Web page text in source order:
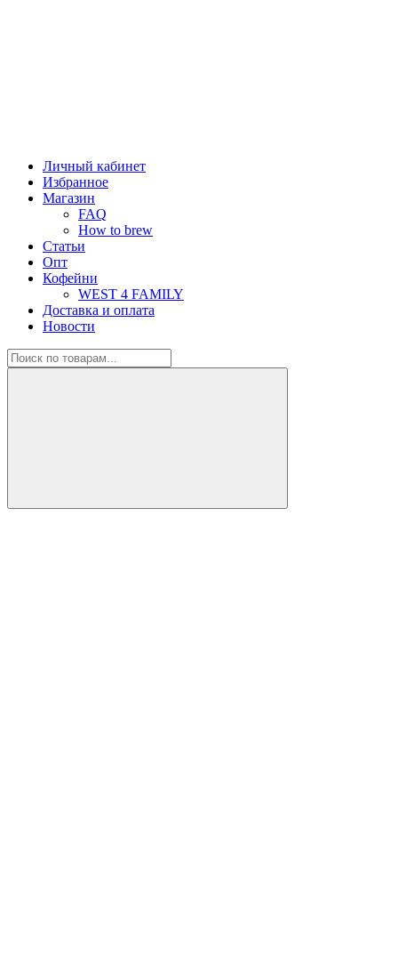
Личный кабинет
Избранное
Магазин
FAQ
How to brew
Статьи
Опт
Кофейни
WEST 4 FAMILY
Доставка и оплата
Новости